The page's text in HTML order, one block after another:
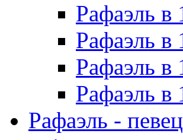
Рафаэль в
Рафаэль в
Рафаэль в
Рафаэль в
Рафаэль -